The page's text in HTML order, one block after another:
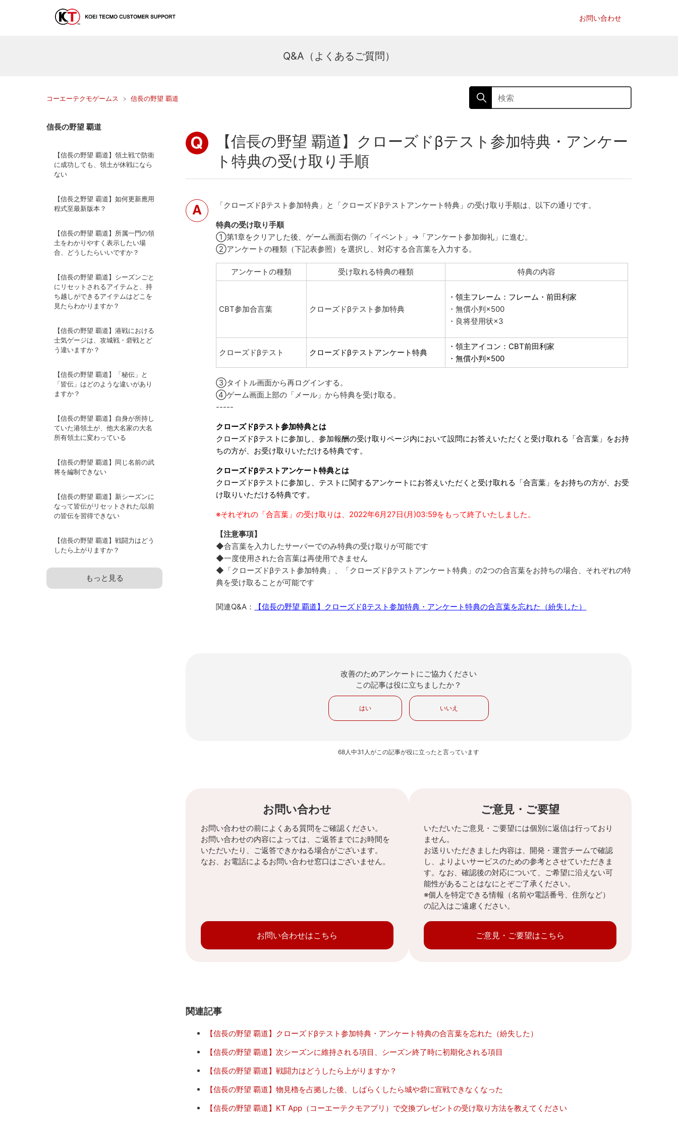
お問い合わせ
Q&A（よくあるご質問）
コーエーテクモゲームス 信長の野望 覇道
信長の野望 覇道
【信長の野望 覇道】領土戦で防衛
に成功しても、領土が休戦になら
ない
【信長之野望 霸道】如何更新應用
程式至最新版本？
【信長の野望 覇道】所属一門の領
土をわかりやすく表示したい場
合、どうしたらいいですか？
【信長の野望 覇道】シーズンごと
にリセットされるアイテムと、持
ち越しができるアイテムはどこを
見たらわかりますか？
【信長の野望 覇道】港戦における
士気ゲージは、攻城戦・砦戦とど
う違いますか？
【信長の野望 覇道】「秘伝」と
「皆伝」はどのような違いがあり
ますか？
【信長の野望 覇道】自身が所持し
ていた港領土が、他大名家の大名
所有領土に変わっている
【信長の野望 覇道】同じ名前の武
将を編制できない
【信長の野望 覇道】新シーズンに
なって皆伝がリセットされた/以前
の皆伝を習得できない
【信長の野望 覇道】戦闘力はどう
したら上がりますか？
もっと見る
【信長の野望 覇道】クローズドβテスト参加特典・アンケー
ト特典の受け取り手順
「クローズドβテスト参加特典」と「クローズドβテストアンケート特典」の受け取り手順は、以下の通りです。
特典の受け取り手順
①第1章をクリアした後、ゲーム画面右側の「イベント」→「アンケート参加御礼」に進む。
②アンケートの種類（下記表参照）を選択し、対応する合言葉を入力する。
アンケートの種類 受け取れる特典の種類 特典の内容
CBT参加合言葉 クローズドβテスト参加特典
・領主フレーム：フレーム・前田利家
・無償小判×500
・良将登用状×3
クローズドβテスト クローズドβテストアンケート特典
・領主アイコン：CBT前田利家
・無償小判×500
③タイトル画面から再ログインする。
④ゲーム画面上部の「メール」から特典を受け取る。
-----
クローズドβテスト参加特典とは
クローズドβテストに参加し、参加報酬の受け取りページ内において設問にお答えいただくと受け取れる「合言葉」をお持
ちの方が、お受け取りいただける特典です。
クローズドβテストアンケート特典とは
クローズドβテストに参加し、テストに関するアンケートにお答えいただくと受け取れる「合言葉」をお持ちの方が、お受
け取りいただける特典です。
※それぞれの「合言葉」の受け取りは、2022年6月27日(月)03:59をもって終了いたしました。
【注意事項】
◆合言葉を入力したサーバーでのみ特典の受け取りが可能です
◆一度使用された合言葉は再使用できません
◆「クローズドβテスト参加特典」、「クローズドβテストアンケート特典」の2つの合言葉をお持ちの場合、それぞれの特
典を受け取ることが可能です
関連Q&A： 【信長の野望 覇道】クローズドβテスト参加特典・アンケート特典の合言葉を忘れた（紛失した）
改善のためアンケートにご協力ください
この記事は役に立ちましたか？
はい いいえ
68人中31人がこの記事が役に立ったと言っています
お問い合わせ
お問い合わせの前によくある質問をご確認ください。
お問い合わせの内容によっては、ご返答までにお時間を
いただいたり、ご返答できかねる場合がございます。
なお、お電話によるお問い合わせ窓口はございません。
お問い合わせはこちら
ご意見・ご要望
いただいたご意見・ご要望には個別に返信は行っており
ません。
お送りいただきました内容は、開発・運営チームで確認
し、よりよいサービスのための参考とさせていただきま
す。なお、確認後の対応について、ご希望に沿えない可
能性があることはなにとぞご了承ください。
※個人を特定できる情報（名前や電話番号、住所など）
の記入はご遠慮ください。
ご意見・ご要望はこちら
関連記事
【信長の野望 覇道】クローズドβテスト参加特典・アンケート特典の合言葉を忘れた（紛失した）
【信長の野望 覇道】次シーズンに維持される項目、シーズン終了時に初期化される項目
【信長の野望 覇道】戦闘力はどうしたら上がりますか？
【信長の野望 覇道】物見櫓を占拠した後、しばらくしたら城や砦に宣戦できなくなった
【信長の野望 覇道】KT App（コーエーテクモアプリ）で交換プレゼントの受け取り方法を教えてください